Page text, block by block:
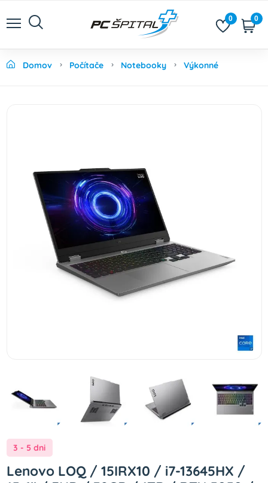
0 0
Domov Počítače Notebooky Výkonné
3 - 5 dni
Lenovo LOQ / 15IRX10 / i7-13645HX /